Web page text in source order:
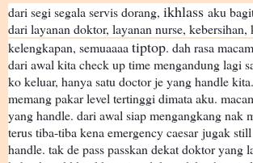
dari segi segala servis dorang, ikhlass aku
dari layanan doktor, layanan nurse, kebersihan,
kelengkapan, semuaaaa tiptop. dah rasa
dari awal kita check up time mengandung lagi
ko keluar, hanya satu doctor je yang handle
memang pakar level tertinggi dimata aku.
yang handle. dari awal siap mengangkang nak
terus tiba-tiba kena emergency caesar jugak
handle. tak de pass passkan dekat doktor yang